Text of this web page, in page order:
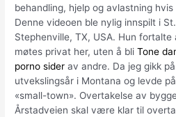
behandling, hjelp og avlastning
Denne videoen ble nylig innspilt i
Stephenville, TX, USA. Hun
møtes privat her, uten å bliTone
porno sider av andre. Da jeg gikk
utvekslingsår i Montana og levde
«small-town». Overtakelse av
Årstadveien skal være klar til